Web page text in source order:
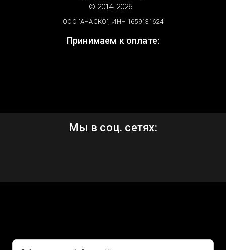
© 2014-2026
ООО "АНАСКО", ИНН 1659131624
Принимаем к оплате:
Мы в соц. сетях: